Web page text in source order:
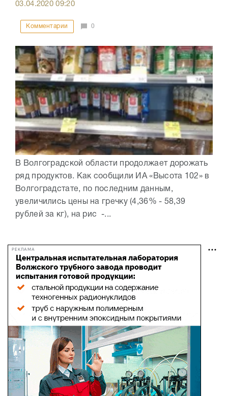
03.04.202009:20
Комментарии 0
В Волгоградской области продолжает дорожать
ряд продуктов. Как сообщили ИА «Высота 102» в
Волгоградстате, по последним данным,
увеличились цены на гречку (4,36% - 58,39
рублей за кг), на рис -...
РЕКЛАМА